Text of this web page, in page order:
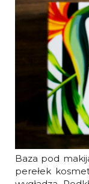
Baza pod
perełek